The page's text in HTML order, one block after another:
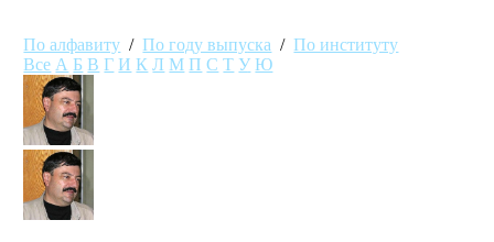
По алфавиту /По году выпуска /По институту
Все А Б В Г И К Л М П С Т У Ю